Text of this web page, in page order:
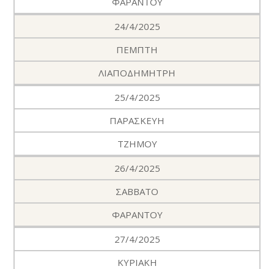
24/4/2025
ΠΕΜΠΤΗ
ΛΙΑΠΟΔΗΜΗΤΡΗ
25/4/2025
ΠΑΡΑΣΚΕΥΗ
ΤΖΗΜΟΥ
26/4/2025
ΣΑΒΒΑΤΟ
ΦΑΡΑΝΤΟΥ
27/4/2025
ΚΥΡΙΑΚΗ